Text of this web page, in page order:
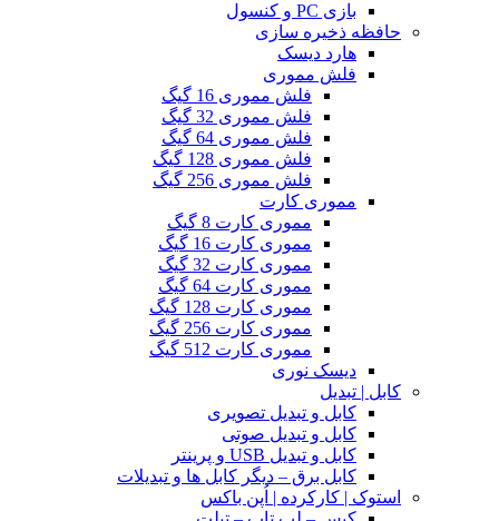
بازی PC و کنسول
حافظه ذخیره سازی
هارد دیسک
فلش مموری
فلش مموری 16 گیگ
فلش مموری 32 گیگ
فلش مموری 64 گیگ
فلش مموری 128 گیگ
فلش مموری 256 گیگ
مموری کارت
مموری کارت 8 گیگ
مموری کارت 16 گیگ
مموری کارت 32 گیگ
مموری کارت 64 گیگ
مموری کارت 128 گیگ
مموری کارت 256 گیگ
مموری کارت 512 گیگ
دیسک نوری
کابل | تبدیل
کابل و تبدیل تصویری
کابل و تبدیل صوتی
کابل و تبدیل USB و پرینتر
کابل برق – دیگر کابل ها و تبدیلات
استوک | کارکرده | اُپن باکس